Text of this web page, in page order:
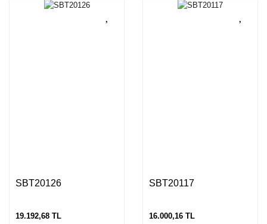
SBT20126
19.192,68 TL
SBT20117
16.000,16 TL